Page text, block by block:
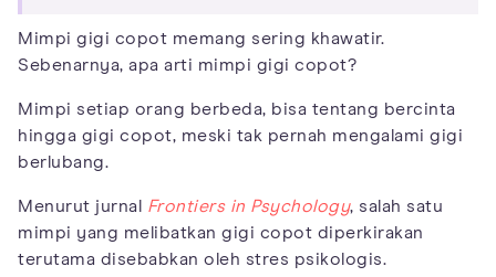
Mimpi gigi copot memang sering khawatir.
Sebenarnya, apa arti mimpi gigi copot?
Mimpi setiap orang berbeda, bisa tentang bercinta
hingga gigi copot, meski tak pernah mengalami gigi
berlubang.
Menurut jurnal Frontiers in Psychology, salah satu
mimpi yang melibatkan gigi copot diperkirakan
terutama disebabkan oleh stres psikologis.